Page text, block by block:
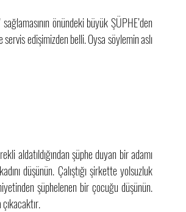
önündeki büyük ŞÜPHE’den
edişimizden belli. Oysa söylemin aslı
aldatıldığından şüphe duyan bir adamı
düşünün. Çalıştığı şirkette yolsuzluk
şüphelenen bir çocuğu düşünün.